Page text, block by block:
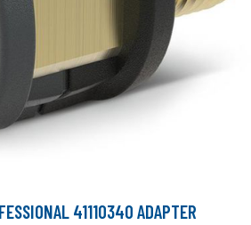
41110340 ADAPTER